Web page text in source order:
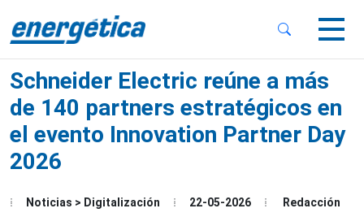
Menu
Menu
Schneider Electric reúne a más
de 140 partners estratégicos en
el evento Innovation Partner Day
2026
Noticias > Digitalización 22-05-2026 Redacción